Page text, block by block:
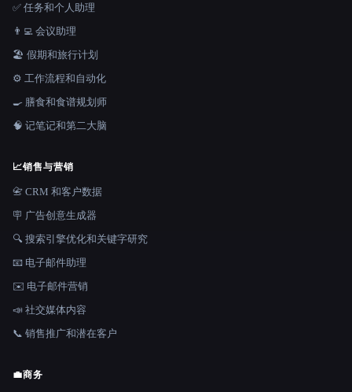
✅ 任务和个人助理
👨‍💻 会议助理
🏖 假期和旅行计划
⚙️ 工作流程和自动化
🍳 膳食和食谱规划师
🧠 记笔记和第二大脑
📈销售与营销
📇 CRM 和客户数据
🪧 广告创意生成器
🔍 搜索引擎优化和关键字研究
📧 电子邮件助理
✉️ 电子邮件营销
📣 社交媒体内容
📞 销售推广和潜在客户
💼商务